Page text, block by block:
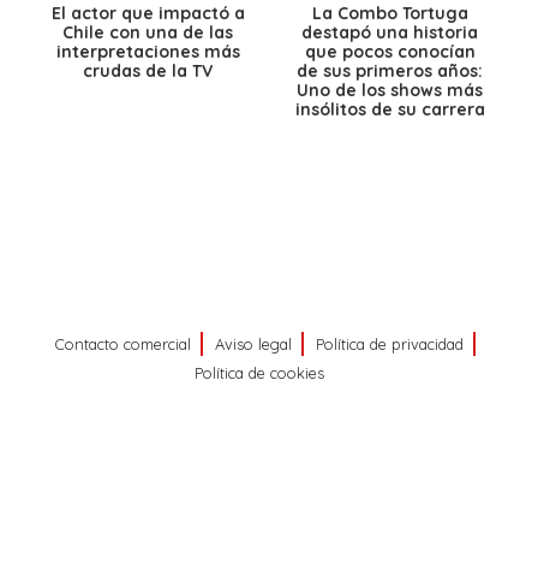
El actor que impactó a
Chile con una de las
interpretaciones más
crudas de la TV
La Combo Tortuga
destapó una historia
que pocos conocían
de sus primeros años:
Uno de los shows más
insólitos de su carrera
Contacto comercial Aviso legal
Política de privacidad
Política de cookies